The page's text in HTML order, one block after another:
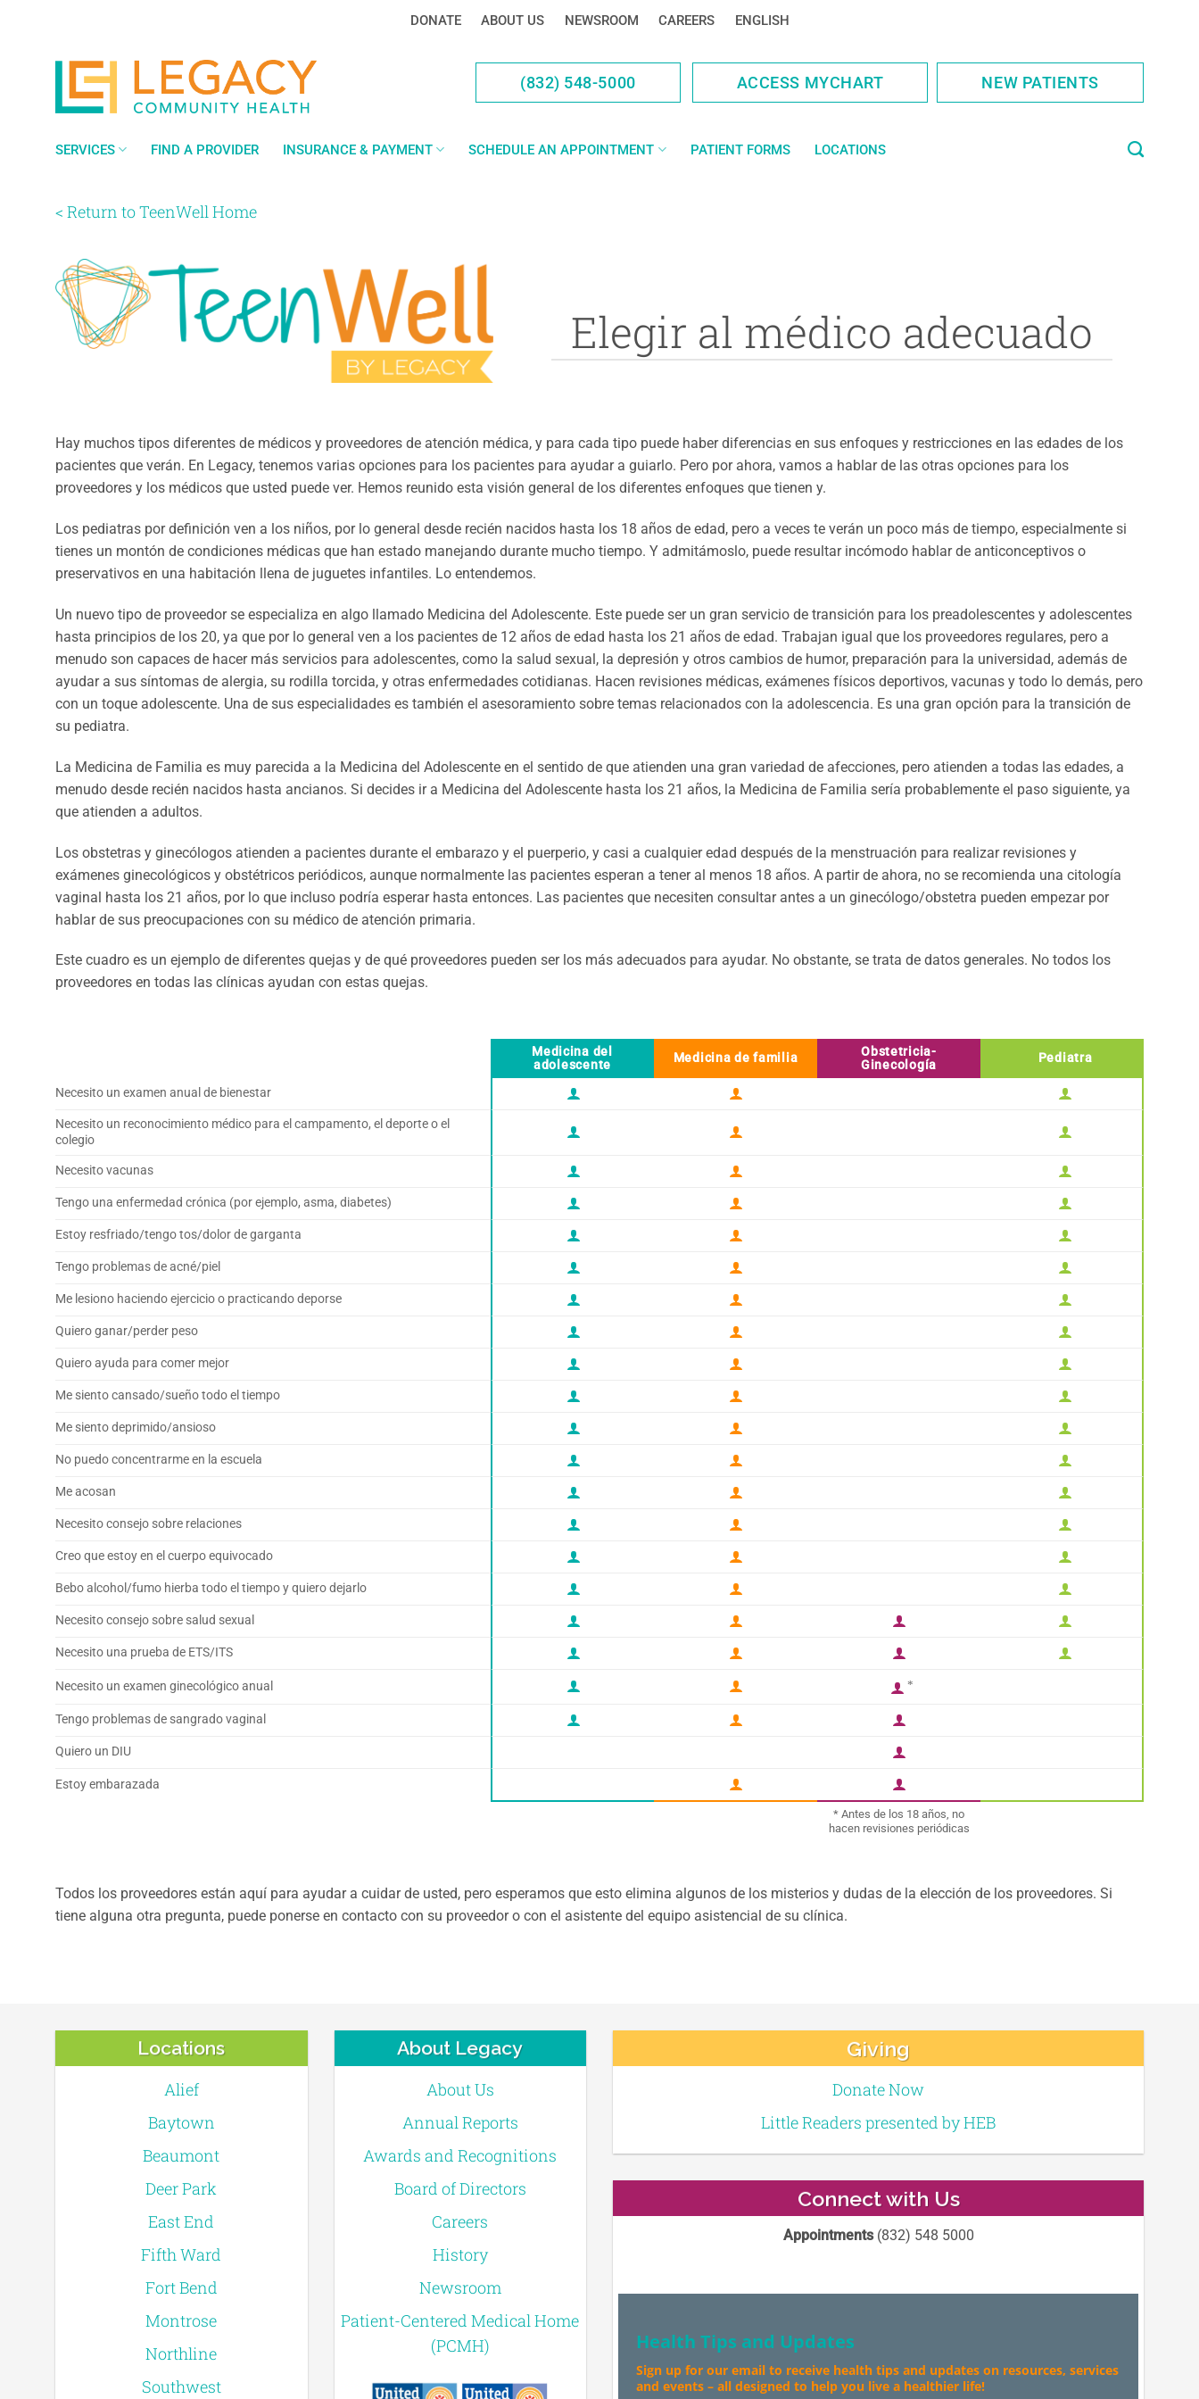
DONATE ABOUT US NEWSROOM CAREERS ENGLISH
(832) 548-5000 ACCESS MYCHART NEW PATIENTS
SERVICES FIND A PROVIDER INSURANCE & PAYMENT SCHEDULE AN APPOINTMENT PATIENT FORMS LOCATIONS
< Return to TeenWell Home
Elegir al médico adecuado
Hay muchos tipos diferentes de médicos y proveedores de atención médica, y para cada tipo puede haber diferencias en sus enfoques y restricciones en las edades de los
pacientes que verán. En Legacy, tenemos varias opciones para los pacientes para ayudar a guiarlo. Pero por ahora, vamos a hablar de las otras opciones para los
proveedores y los médicos que usted puede ver. Hemos reunido esta visión general de los diferentes enfoques que tienen y.
Los pediatras por definición ven a los niños, por lo general desde recién nacidos hasta los 18 años de edad, pero a veces te verán un poco más de tiempo, especialmente si
tienes un montón de condiciones médicas que han estado manejando durante mucho tiempo. Y admitámoslo, puede resultar incómodo hablar de anticonceptivos o
preservativos en una habitación llena de juguetes infantiles. Lo entendemos.
Un nuevo tipo de proveedor se especializa en algo llamado Medicina del Adolescente. Este puede ser un gran servicio de transición para los preadolescentes y adolescentes
hasta principios de los 20, ya que por lo general ven a los pacientes de 12 años de edad hasta los 21 años de edad. Trabajan igual que los proveedores regulares, pero a
menudo son capaces de hacer más servicios para adolescentes, como la salud sexual, la depresión y otros cambios de humor, preparación para la universidad, además de
ayudar a sus síntomas de alergia, su rodilla torcida, y otras enfermedades cotidianas. Hacen revisiones médicas, exámenes físicos deportivos, vacunas y todo lo demás, pero
con un toque adolescente. Una de sus especialidades es también el asesoramiento sobre temas relacionados con la adolescencia. Es una gran opción para la transición de
su pediatra.
La Medicina de Familia es muy parecida a la Medicina del Adolescente en el sentido de que atienden una gran variedad de afecciones, pero atienden a todas las edades, a
menudo desde recién nacidos hasta ancianos. Si decides ir a Medicina del Adolescente hasta los 21 años, la Medicina de Familia sería probablemente el paso siguiente, ya
que atienden a adultos.
Los obstetras y ginecólogos atienden a pacientes durante el embarazo y el puerperio, y casi a cualquier edad después de la menstruación para realizar revisiones y
exámenes ginecológicos y obstétricos periódicos, aunque normalmente las pacientes esperan a tener al menos 18 años. A partir de ahora, no se recomienda una citología
vaginal hasta los 21 años, por lo que incluso podría esperar hasta entonces. Las pacientes que necesiten consultar antes a un ginecólogo/obstetra pueden empezar por
hablar de sus preocupaciones con su médico de atención primaria.
Este cuadro es un ejemplo de diferentes quejas y de qué proveedores pueden ser los más adecuados para ayudar. No obstante, se trata de datos generales. No todos los
proveedores en todas las clínicas ayudan con estas quejas.
Medicina del
adolescente
Medicina de familia
Obstetricia-
Ginecología
Pediatra
Necesito un examen anual de bienestar   
Necesito un reconocimiento médico para el campamento, el deporte o el
colegio
  
Necesito vacunas   
Tengo una enfermedad crónica (por ejemplo, asma, diabetes)   
Estoy resfriado/tengo tos/dolor de garganta   
Tengo problemas de acné/piel   
Me lesiono haciendo ejercicio o practicando deporse   
Quiero ganar/perder peso   
Quiero ayuda para comer mejor   
Me siento cansado/sueño todo el tiempo   
Me siento deprimido/ansioso   
No puedo concentrarme en la escuela   
Me acosan   
Necesito consejo sobre relaciones   
Creo que estoy en el cuerpo equivocado   
Bebo alcohol/fumo hierba todo el tiempo y quiero dejarlo   
Necesito consejo sobre salud sexual    
Necesito una prueba de ETS/ITS    
Necesito un examen ginecológico anual    *
Tengo problemas de sangrado vaginal   
Quiero un DIU 
Estoy embarazada  
* Antes de los 18 años, no
hacen revisiones periódicas
Todos los proveedores están aquí para ayudar a cuidar de usted, pero esperamos que esto elimina algunos de los misterios y dudas de la elección de los proveedores. Si
tiene alguna otra pregunta, puede ponerse en contacto con su proveedor o con el asistente del equipo asistencial de su clínica.
Locations
Alief
Baytown
Beaumont
Deer Park
East End
Fifth Ward
Fort Bend
Montrose
Northline
Southwest
About Legacy
About Us
Annual Reports
Awards and Recognitions
Board of Directors
Careers
History
Newsroom
Patient-Centered Medical Home
(PCMH)
Giving
Donate Now
Little Readers presented by HEB
Connect with Us
Appointments(832) 548 5000
Health Tips and Updates
Sign up for our email to receive health tips and updates on resources, services
and events – all designed to help you live a healthier life!